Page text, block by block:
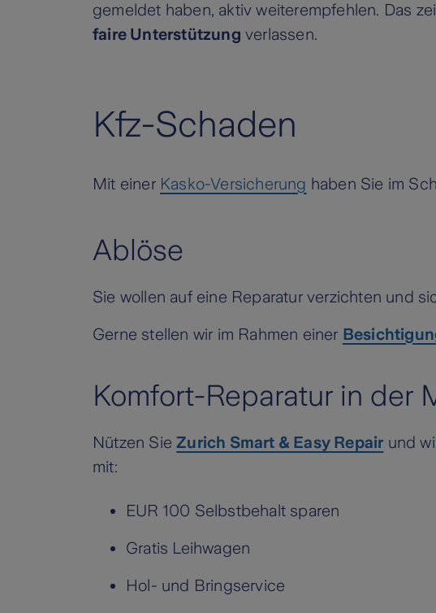
gemeldet haben, aktiv weiterempfehlen. Das
faire Unterstützung verlassen.
Kfz-Schaden
Mit einer Kasko-Versicherung haben Sie im
Ablöse
Sie wollen auf eine Reparatur verzichten und
Gerne stellen wir im Rahmen einer
Komfort-Reparatur in der
Nützen SieZurich Smart & Easy Repair und
mit:
EUR 100 Selbstbehalt sparen
Gratis Leihwagen
Hol- und Bringservice